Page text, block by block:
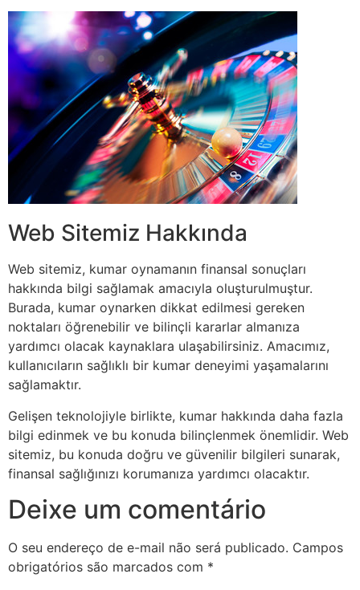
Web Sitemiz Hakkında
Web sitemiz, kumar oynamanın finansal sonuçları
hakkında bilgi sağlamak amacıyla oluşturulmuştur.
Burada, kumar oynarken dikkat edilmesi gereken
noktaları öğrenebilir ve bilinçli kararlar almanıza
yardımcı olacak kaynaklara ulaşabilirsiniz. Amacımız,
kullanıcıların sağlıklı bir kumar deneyimi yaşamalarını
sağlamaktır.
Gelişen teknolojiyle birlikte, kumar hakkında daha fazla
bilgi edinmek ve bu konuda bilinçlenmek önemlidir. Web
sitemiz, bu konuda doğru ve güvenilir bilgileri sunarak,
finansal sağlığınızı korumanıza yardımcı olacaktır.
Deixe um comentário
O seu endereço de e-mail não será publicado. Campos
obrigatórios são marcados com *